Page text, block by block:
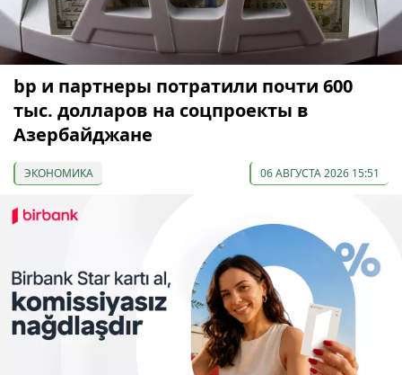
bp и партнеры потратили почти 600
тыс. долларов на соцпроекты в
Азербайджане
ЭКОНОМИКА 06 АВГУСТА 2026 15:51